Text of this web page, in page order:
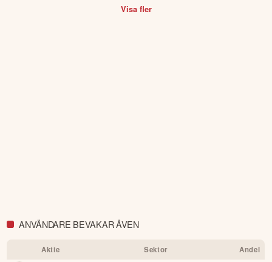
Visa fler
ANVÄNDARE BEVAKAR ÄVEN
Aktie Sektor Andel